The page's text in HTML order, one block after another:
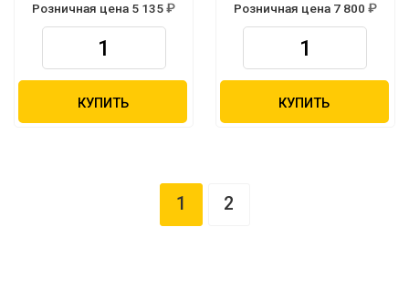
Розничная цена 5 135
КУПИТЬ
Розничная цена 7 800
КУПИТЬ
1 2